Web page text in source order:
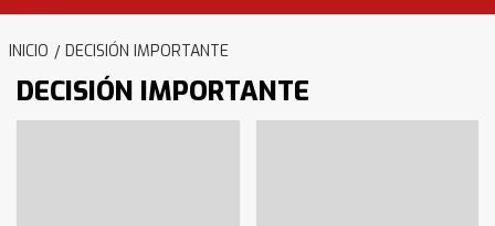
INICIO DECISIÓN IMPORTANTE
DECISIÓN IMPORTANTE